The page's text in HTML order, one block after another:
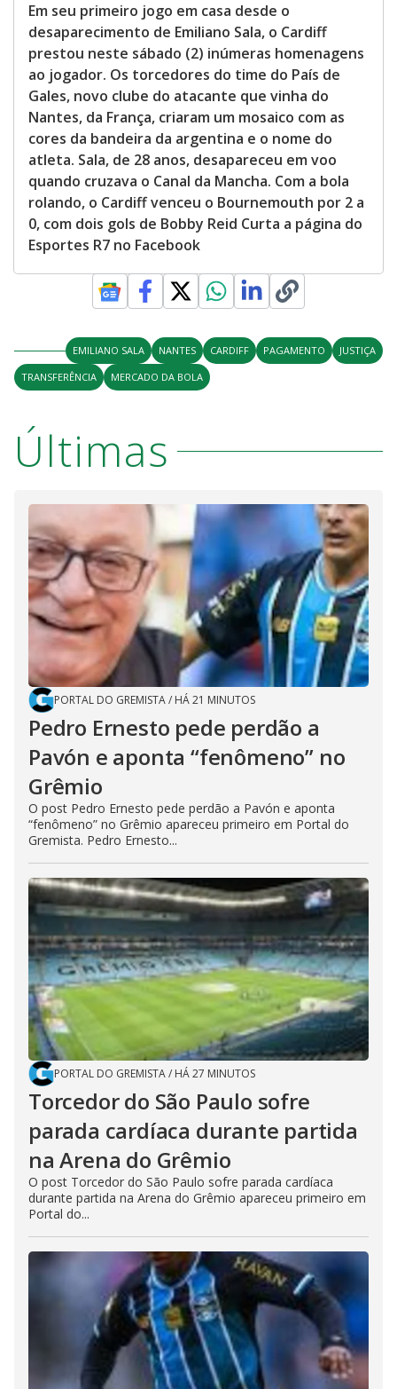
Em seu primeiro jogo em casa desde o
desaparecimento de Emiliano Sala, o Cardiff
prestou neste sábado (2) inúmeras homenagens
ao jogador. Os torcedores do time do País de
Gales, novo clube do atacante que vinha do
Nantes, da França, criaram um mosaico com as
cores da bandeira da argentina e o nome do
atleta. Sala, de 28 anos, desapareceu em voo
quando cruzava o Canal da Mancha. Com a bola
rolando, o Cardiff venceu o Bournemouth por 2 a
0, com dois gols de Bobby Reid Curta a página do
Esportes R7 no Facebook
EMILIANO SALA NANTES CARDIFF PAGAMENTO
JUSTIÇA
TRANSFERÊNCIA
MERCADO DA BOLA
Últimas
PORTAL DO GREMISTA/ HÁ 21 MINUTOS
Pedro Ernesto pede perdão a
Pavón e aponta “fenômeno” no
Grêmio
O post Pedro Ernesto pede perdão a Pavón e aponta
“fenômeno” no Grêmio apareceu primeiro em Portal do
Gremista. Pedro Ernesto...
PORTAL DO GREMISTA/ HÁ 27 MINUTOS
Torcedor do São Paulo sofre
parada cardíaca durante partida
na Arena do Grêmio
O post Torcedor do São Paulo sofre parada cardíaca
durante partida na Arena do Grêmio apareceu primeiro em
Portal do...